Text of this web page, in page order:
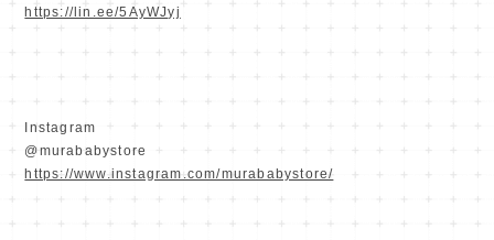
https://lin.ee/5AyWJyj
Instagram
@murababystore
https://www.instagram.com/murababystore/